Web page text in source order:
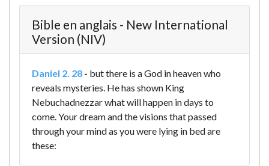
Bible en anglais - New International
Version (NIV)
Daniel 2. 28 - but there is a God in heaven who
reveals mysteries. He has shown King
Nebuchadnezzar what will happen in days to
come. Your dream and the visions that passed
through your mind as you were lying in bed are
these: